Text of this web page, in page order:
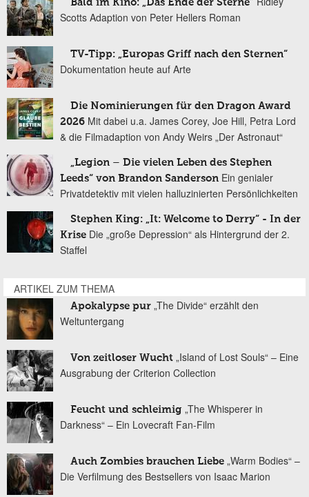
Bald im Kino: „Das Ende der Sterne“
Scotts Adaption von Peter Hellers Roman
TV-Tipp: „Europas Griff nach den Sternen“
Dokumentation heute auf Arte
Die Nominierungen für den Dragon Award
2026 Mit dabei u.a. James Corey, Joe Hill, Petra Lord
& die Filmadaption von Andy Weirs „Der Astronaut“
„Legion – Die vielen Leben des Stephen
Leeds“ von Brandon Sanderson Ein genialer
Privatdetektiv mit vielen halluzinierten Persönlichkeiten
Stephen King: „It: Welcome to Derry“ - In der
Krise Die „große Depression“ als Hintergrund der 2.
Staffel
ARTIKEL ZUM THEMA
Apokalypse pur „The Divide“ erzählt den
Weltuntergang
Von zeitloser Wucht „Island of Lost Souls“ – Eine
Ausgrabung der Criterion Collection
Feucht und schleimig „The Whisperer in
Darkness“ – Ein Lovecraft Fan-Film
Auch Zombies brauchen Liebe „Warm Bodies“ –
Die Verfilmung des Bestsellers von Isaac Marion